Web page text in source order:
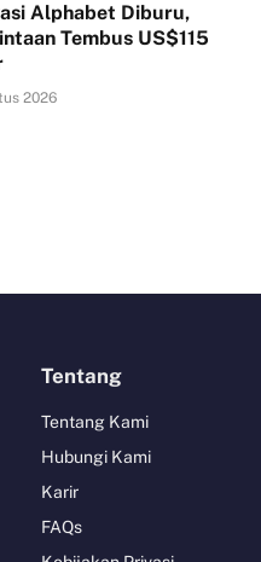
Alphabet Diburu,
Tembus US$115
2026
Tentang
Tentang Kami
Hubungi Kami
Karir
FAQs